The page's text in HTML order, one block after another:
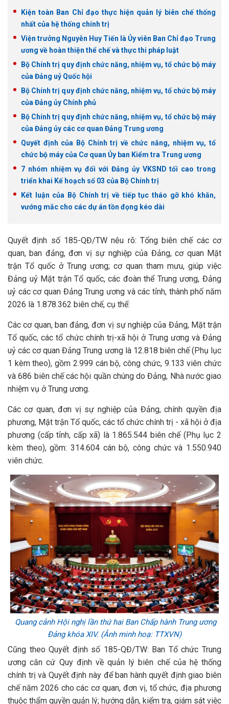
Kiện toàn Ban Chỉ đạo thực hiện quản lý biên chế thống
nhất của hệ thống chính trị
Viện trưởng Nguyễn Huy Tiến là Ủy viên Ban Chỉ đạo Trung
ương về hoàn thiện thể chế và thực thi pháp luật
Bộ Chính trị quy định chức năng, nhiệm vụ, tổ chức bộ máy
của Đảng uỷ Quốc hội
Bộ Chính trị quy định chức năng, nhiệm vụ, tổ chức bộ máy
của Đảng ủy Chính phủ
Bộ Chính trị quy định chức năng, nhiệm vụ, tổ chức bộ máy
của Đảng ủy các cơ quan Đảng Trung ương
Quyết định của Bộ Chính trị về chức năng, nhiệm vụ, tổ
chức bộ máy của Cơ quan Ủy ban Kiểm tra Trung ương
7 nhóm nhiệm vụ đối với Đảng ủy VKSND tối cao trong
triển khai Kế hoạch số 03 của Bộ Chính trị
Kết luận của Bộ Chính trị về tiếp tục tháo gỡ khó khăn,
vướng mắc cho các dự án tồn đọng kéo dài
Quyết định số 185-QĐ/TW nêu rõ: Tổng biên chế các cơ
quan, ban đảng, đơn vị sự nghiệp của Đảng, cơ quan Mặt
trận Tổ quốc ở Trung ương; cơ quan tham mưu, giúp việc
Đảng uỷ Mặt trận Tổ quốc, các đoàn thể Trung ương, Đảng
uỷ các cơ quan Đảng Trung ương và các tỉnh, thành phố năm
2026 là 1.878.362 biên chế, cụ thể:
Các cơ quan, ban đảng, đơn vị sự nghiệp của Đảng, Mặt trận
Tổ quốc, các tổ chức chính trị-xã hội ở Trung ương và Đảng
uỷ các cơ quan Đảng Trung ương là 12.818 biên chế (Phụ lục
1 kèm theo), gồm 2.999 cán bộ, công chức, 9.133 viên chức
và 686 biên chế các hội quần chúng do Đảng, Nhà nước giao
nhiệm vụ ở Trung ương.
Các cơ quan, đơn vị sự nghiệp của Đảng, chính quyền địa
phương, Mặt trận Tổ quốc, các tổ chức chính trị - xã hội ở địa
phương (cấp tỉnh, cấp xã) là 1.865.544 biên chế (Phụ lục 2
kèm theo), gồm: 314.604 cán bộ, công chức và 1.550.940
viên chức.
Quang cảnh Hội nghị lần thứ hai Ban Chấp hành Trung ương
Đảng khóa XIV. (Ảnh minh hoạ: TTXVN)
Cũng theo Quyết định số 185-QĐ/TW: Ban Tổ chức Trung
ương căn cứ Quy định về quản lý biên chế của hệ thống
chính trị và Quyết định này để ban hành quyết định giao biên
chế năm 2026 cho các cơ quan, đơn vị, tổ chức, địa phương
thuộc thẩm quyền quản lý; hướng dẫn, kiểm tra, giám sát việc